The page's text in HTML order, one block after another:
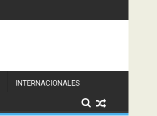
INTERNACIONALES